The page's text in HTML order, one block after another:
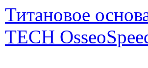
Титановое
TECH